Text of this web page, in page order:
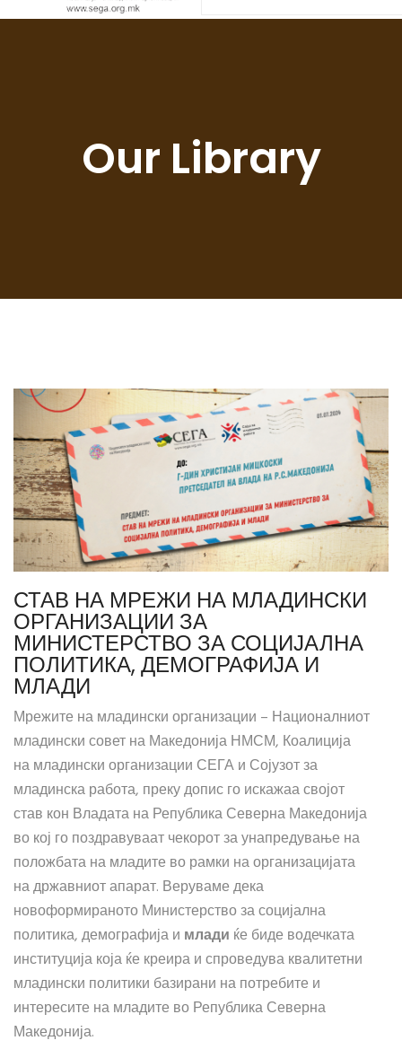
Our Library
СТАВ НА МРЕЖИ НА МЛАДИНСКИ
ОРГАНИЗАЦИИ ЗА
МИНИСТЕРСТВО ЗА СОЦИЈАЛНА
ПОЛИТИКА, ДЕМОГРАФИЈА И
МЛАДИ
Мрежите на младински организации – Националниот
младински совет на Македонија НМСМ, Коалиција
на младински организации СЕГА и Сојузот за
младинска работа, преку допис го искажаа својот
став кон Владата на Република Северна Македонија
во кој го поздравуваат чекорот за унапредување на
положбата на младите во рамки на организацијата
на државниот апарат. Веруваме дека
новоформираното Министерство за социјална
политика, демографија и млади ќе биде водечката
институција која ќе креира и спроведува квалитетни
младински политики базирани на потребите и
интересите на младите во Република Северна
Македонија.